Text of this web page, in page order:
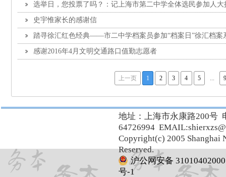
选举日，您投票了吗？：记上海市第二中学全体选民参加人大
史宇惟家长的感谢信
踏寻徐汇红色经典——市二中学档案员参加“档案日”徐汇档案
感谢2016年4月文明交通路口值勤志愿者
上一页 1 2 3 4 5 ...
地址：上海市永康路200号
64726994
Copyright(c) 2005 Shanghai
Reserved.
沪公网安备
号-1